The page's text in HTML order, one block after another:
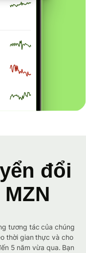
đổi
tương tác của chúng
thời gian thực và cho
5 năm vừa qua. Bạn